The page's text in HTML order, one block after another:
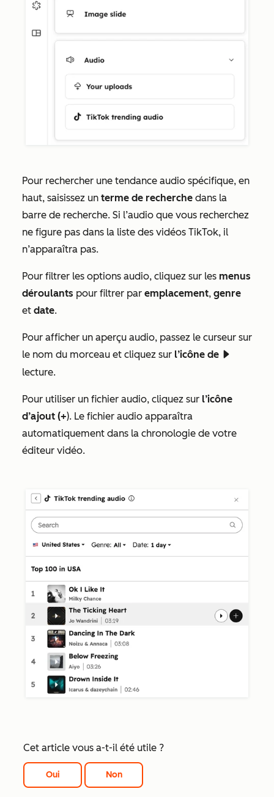
Pour rechercher une tendance audio spécifique, en
haut, saisissez un terme de recherche dans la
barre de recherche. Si l’audio que vous recherchez
ne figure pas dans la liste des vidéos TikTok, il
n’apparaîtra pas.
Pour filtrer les options audio, cliquez sur les menus
déroulants pour filtrer par emplacement, genre
et date.
Pour afficher un aperçu audio, passez le curseur sur
le nom du morceau et cliquez sur l’icône de playerPlayIcon
lecture.
Pour utiliser un fichier audio, cliquez sur l’icône
d’ajout (+). Le fichier audio apparaîtra
automatiquement dans la chronologie de votre
éditeur vidéo.
Cet article vous a-t-il été utile ?
Oui Non